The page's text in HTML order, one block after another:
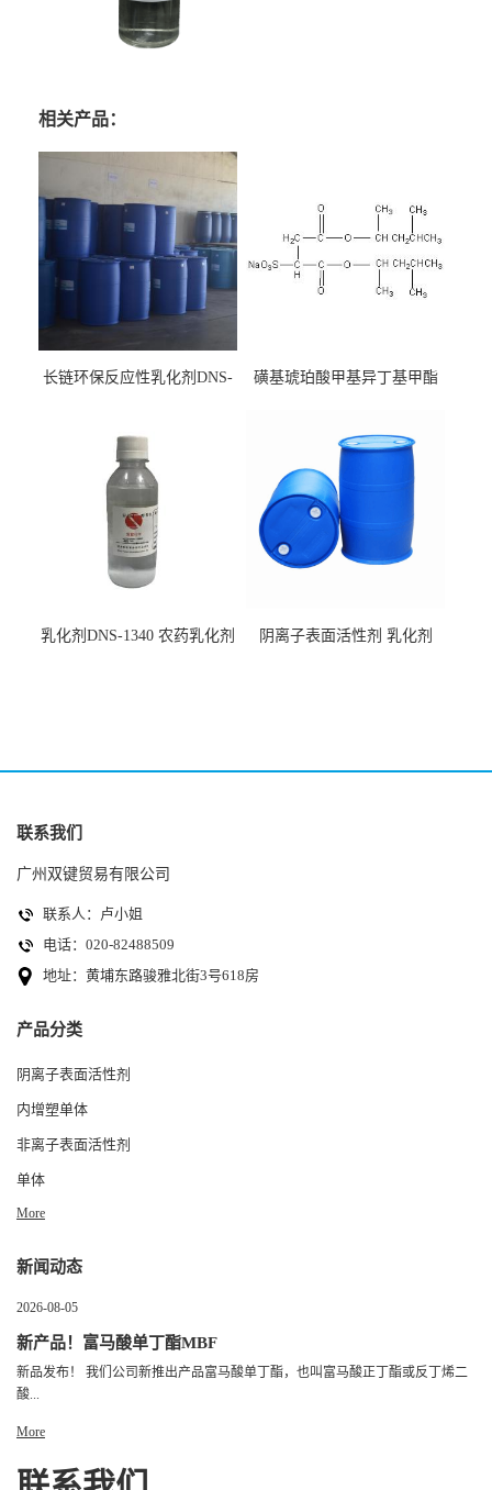
相关产品：
长链环保反应性乳化剂DNS-
磺基琥珀酸甲基异丁基甲酯
乳化剂DNS-1340 农药乳化剂
阴离子表面活性剂 乳化剂
联系我们
广州双键贸易有限公司
联系人：卢小姐
电话：020-82488509
地址：黄埔东路骏雅北街3号618房
产品分类
阴离子表面活性剂
内增塑单体
非离子表面活性剂
单体
More
新闻动态
2026-08-05
新产品！富马酸单丁酯MBF
新品发布！ 我们公司新推出产品富马酸单丁酯，也叫富马酸正丁酯或反丁烯二
酸...
More